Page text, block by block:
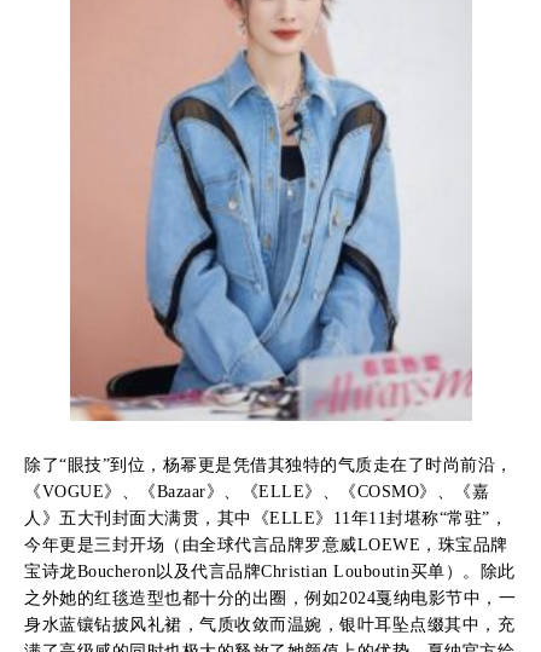
除了“眼技”到位，杨幂更是凭借其独特的气质走在了时尚前沿，
《VOGUE》、《Bazaar》、《ELLE》、《COSMO》、《嘉
人》五大刊封面大满贯，其中《ELLE》11年11封堪称“常驻”，
今年更是三封开场（由全球代言品牌罗意威LOEWE，珠宝品牌
宝诗龙Boucheron以及代言品牌Christian Louboutin买单）。除此
之外她的红毯造型也都十分的出圈，例如2024戛纳电影节中，一
身水蓝镶钻披风礼裙，气质收敛而温婉，银叶耳坠点缀其中，充